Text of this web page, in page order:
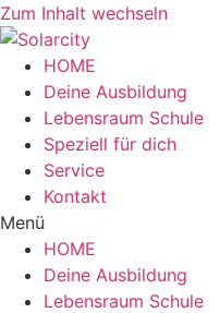
Zum Inhalt wechseln
HOME
Deine Ausbildung
Lebensraum Schule
Speziell für dich
Service
Kontakt
Menü
HOME
Deine Ausbildung
Lebensraum Schule